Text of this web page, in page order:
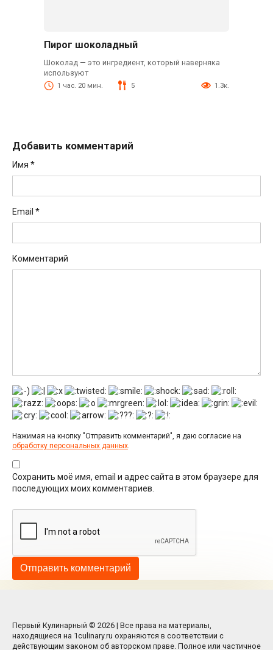
Пирог шоколадный
Шоколад — это ингредиент, который наверняка
используют
1 час. 20 мин. 5 1.3к.
Добавить комментарий
Имя *
Email *
Комментарий
Нажимая на кнопку "Отправить комментарий", я даю согласие на
обработку персональных данных.
Сохранить моё имя, email и адрес сайта в этом браузере для
последующих моих комментариев.
Первый Кулинарный © 2026 | Все права на материалы,
находящиеся на 1culinary.ru охраняются в соответствии с
действующим законом об авторском праве. Полное или частичное